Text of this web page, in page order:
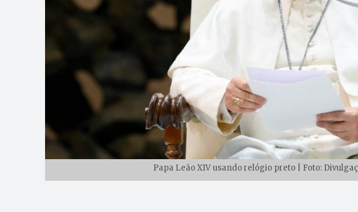
Papa Leão XIV usando relógio preto | Foto: